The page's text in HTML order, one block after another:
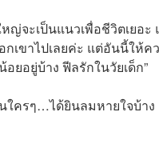
ญ่จะเป็นแนวเพื่อชีวิตเยอะ
เขาไปเลยค่ะ แต่อันนี้ให้ค
ยอยู่บ้าง ฟีลรักในวัยเด็ก”
ใครๆ…ได้ยินลมหายใจบ้าง